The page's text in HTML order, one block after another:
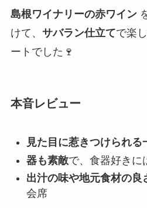
島根ワイナリーの赤ワイン
けて、 サバラン仕立てで楽
ートでした🍷
本音レビュー
見た目に惹きつけられる
器も素敵で、食器好きに
出汁の味や地元食材の良
会席